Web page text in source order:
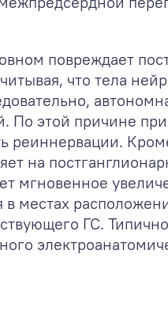
повреждает
что тела
По этой причине
реиннервации.
на
мгновенное
местах
ГС.